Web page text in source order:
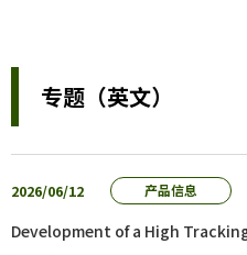
专题（英文）
2026/06/12 产品信息
Development of a High